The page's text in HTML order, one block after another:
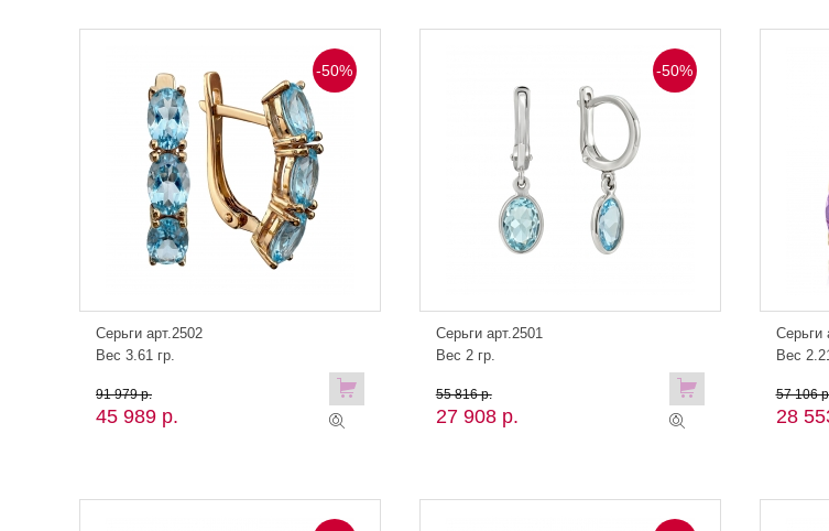
-50%
Серьги арт.2502
Вес 3.61 гр.
45 989 р.
91 979 р.
-50%
Серьги арт.2501
Вес 2 гр.
27 908 р.
55 816 р.
Серьги
Вес
28
57 106